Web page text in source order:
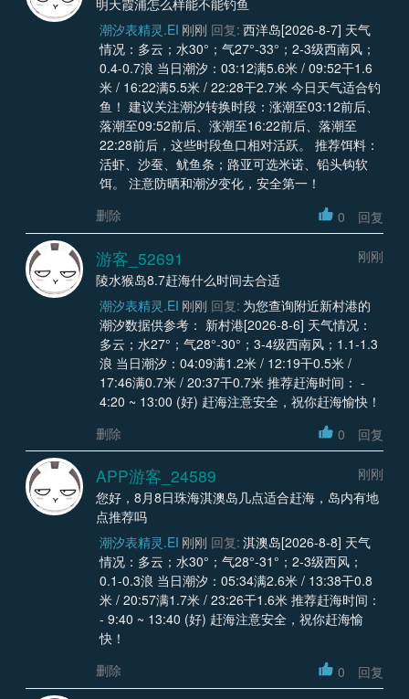
明天霞浦怎么样能不能钓鱼
潮汐表精灵.EI 刚刚 回复: 西洋岛[2026-8-7] 天气
情况：多云；水30°；气27°-33°；2-3级西南风；
0.4-0.7浪 当日潮汐：03:12满5.6米 / 09:52干1.6
米 / 16:22满5.5米 / 22:28干2.7米 今日天气适合钓
鱼！ 建议关注潮汐转换时段：涨潮至03:12前后、
落潮至09:52前后、涨潮至16:22前后、落潮至
22:28前后，这些时段鱼口相对活跃。 推荐饵料：
活虾、沙蚕、鱿鱼条；路亚可选米诺、铅头钩软
饵。 注意防晒和潮汐变化，安全第一！
删除
0 回复
游客_52691
刚刚
陵水猴岛8.7赶海什么时间去合适
潮汐表精灵.EI 刚刚 回复: 为您查询附近新村港的
潮汐数据供参考： 新村港[2026-8-6] 天气情况：
多云；水27°；气28°-30°；3-4级西南风；1.1-1.3
浪 当日潮汐：04:09满1.2米 / 12:19干0.5米 /
17:46满0.7米 / 20:37干0.7米 推荐赶海时间： -
4:20 ~ 13:00 (好) 赶海注意安全，祝你赶海愉快！
删除
0 回复
APP游客_24589
刚刚
您好，8月8日珠海淇澳岛几点适合赶海，岛内有地
点推荐吗
潮汐表精灵.EI 刚刚 回复: 淇澳岛[2026-8-8] 天气
情况：多云；水30°；气28°-31°；2-3级西风；
0.1-0.3浪 当日潮汐：05:34满2.6米 / 13:38干0.8
米 / 20:57满1.7米 / 23:26干1.6米 推荐赶海时间：
- 9:40 ~ 13:40 (好) 赶海注意安全，祝你赶海愉
快！
删除
0 回复